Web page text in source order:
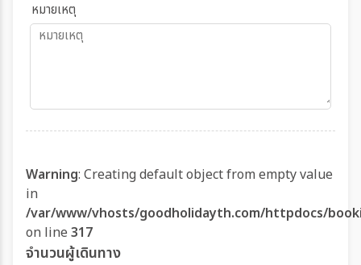
หมายเหตุ
Warning: Creating default object from empty value
in
/var/www/vhosts/goodholidayth.com/httpdocs/
on line 317
จำนวนผู้เดินทาง